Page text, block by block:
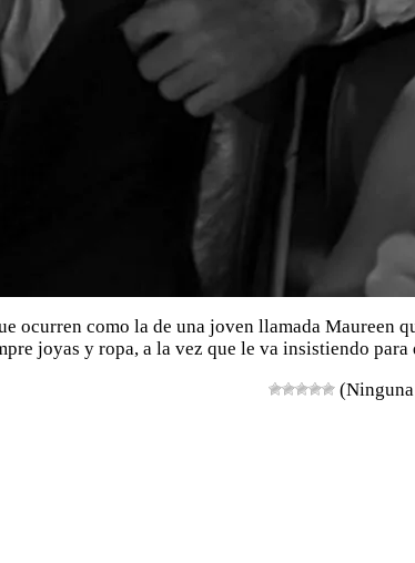
ocurren como la de una joven llamada Maureen
joyas y ropa, a la vez que le va insistiendo para